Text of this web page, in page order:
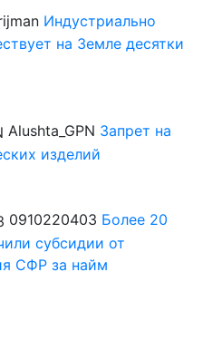
Индустриально
на Земле десятки
Alushta_GPN Запрет на
изделий
0910220403 Более 20
субсидии от
СФР за найм